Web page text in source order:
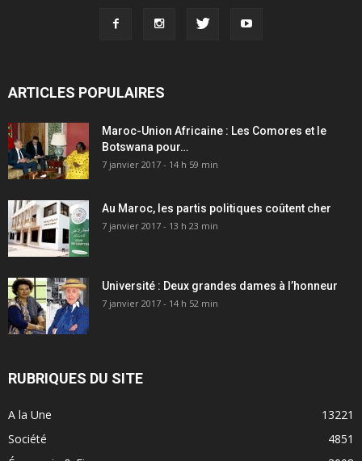
ARTICLES POPULAIRES
Maroc-Union Africaine : Les Comores et le
Botswana pour…
7 janvier 2017 - 14 h 59 min
Au Maroc, les partis politiques coûtent cher
7 janvier 2017 - 13 h 23 min
Université : Deux grandes dames à l’honneur
7 janvier 2017 - 14 h 52 min
RUBRIQUES DU SITE
A la Une
13221
Société
4851